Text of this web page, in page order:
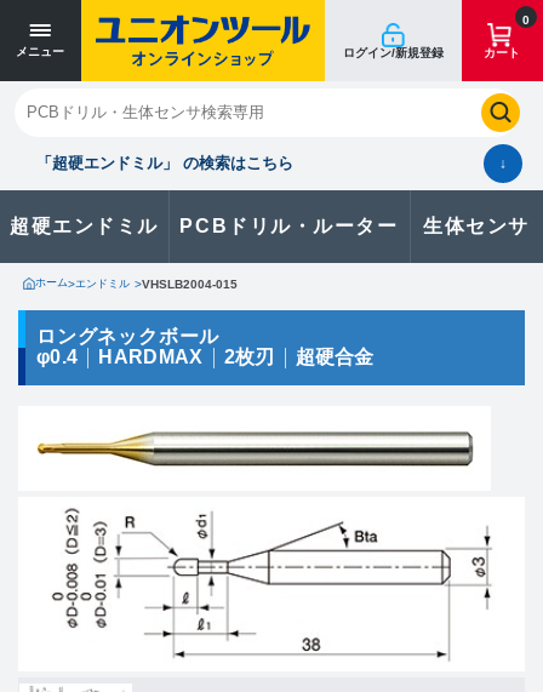
メニュー ログイン/新規登録
0
カート
「超硬エンドミル」 の検索はこちら ↓
超硬エンドミル PCBドリル・ルーター 生体センサ
閉じる
お気に入り クイックオーダー 購入履歴
製品に関するお問い合わせはこちら
カタログ一覧
ホーム>エンドミル >VHSLB2004-015
ロングネックボール
φ0.4
HARDMAX 2枚刃 超硬合金
寸法単位 [mm]
寸法単位 [mm]